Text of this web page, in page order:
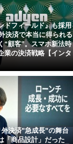
ドフィールド』も採用
済で本当に得られる
“顧客”。スマホ新法時
業の決済戦略【インタ
決済"急成長"の舞台
「商品設計」だった